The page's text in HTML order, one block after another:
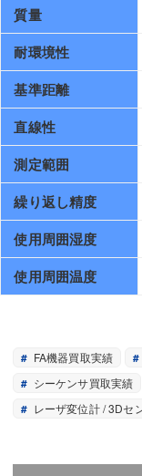
質量
耐環境性
基準距離
直線性
測定範囲
繰り返し精度
使用周囲湿度
使用周囲温度
FA機器買取実績
シーケンサ買取実績
レーザ変位計 / 3Dセ